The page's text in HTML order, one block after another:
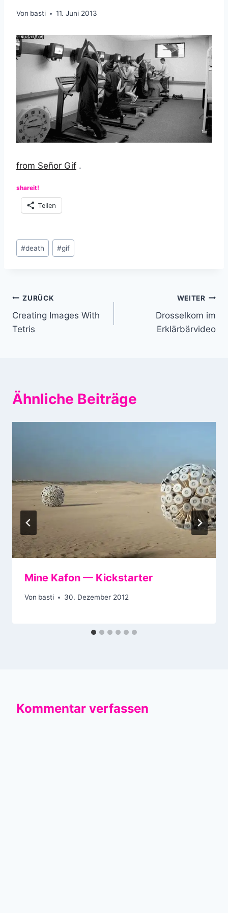
Von basti 11. Juni 2013
from Señor Gif .
shareit!
Teilen
Schlagworte:
#death #gif
Beitragsnavigation
ZURÜCK
Creating Images With
Tetris
WEITER
Drosselkom im
Erklärbärvideo
Ähnliche Beiträge
Mine Kafon — Kickstarter
Von basti 30. Dezember 2012
Kommentar verfassen